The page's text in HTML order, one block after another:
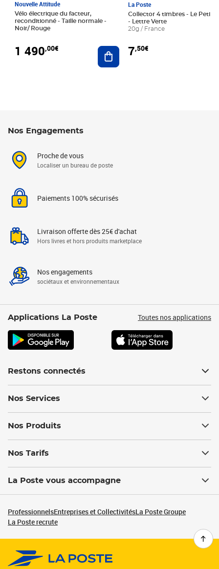
Nouvelle Attitude
Vélo électrique du facteur,
reconditionné - Taille normale -
Noir/ Rouge
1 490,00€ Ajouter au panier
La Poste
Collector 4 timbres - Le Petit
- Lettre Verte
20g / France
7,50€
Nos Engagements
Proche de vous
Localiser un bureau de poste
Paiements 100% sécurisés
Livraison offerte dès 25€ d'achat
Hors livres et hors produits marketplace
Nos engagements
sociétaux et environnementaux
Applications La Poste Toutes nos applications
Restons connectés
Nos Services
Nos Produits
Nos Tarifs
La Poste vous accompagne
ProfessionnelsEntreprises et CollectivitésLa Poste Groupe
La Poste recrute